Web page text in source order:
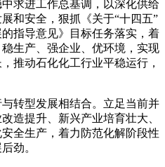
求进工作总基调，以深化供给
和安全，狠抓《关于“十四五”
指导意见》目标任务落实，着
生产、强企业、优环境，实现
推动石化化工行业平稳运行，
转型发展相结合。立足当前并
造提升、新兴产业培育壮大、
全生产，着力防范化解阶段性
劲。